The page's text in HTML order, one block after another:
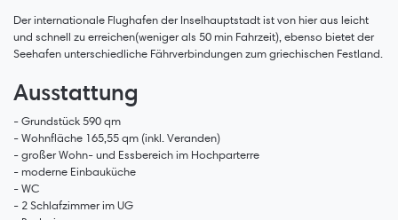
Der internationale Flughafen der Inselhauptstadt ist von hier aus leicht
und schnell zu erreichen(weniger als 50 min Fahrzeit), ebenso bietet der
Seehafen unterschiedliche Fährverbindungen zum griechischen Festland.
Ausstattung
- Grundstück 590 qm
- Wohnfläche 165,55 qm (inkl. Veranden)
- großer Wohn- und Essbereich im Hochparterre
- moderne Einbauküche
- WC
- 2 Schlafzimmer im UG